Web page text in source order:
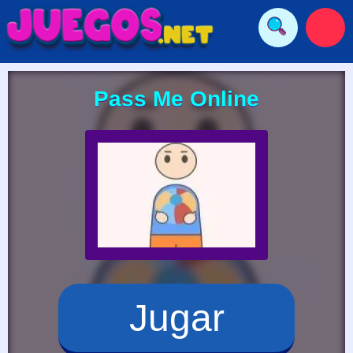
Pass Me Online
Jugar